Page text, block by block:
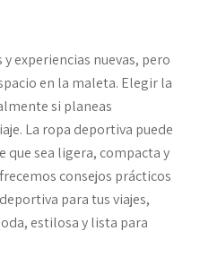
experiencias nuevas, pero
en la maleta. Elegir la
si planeas
La ropa deportiva puede
que sea ligera, compacta y
consejos prácticos
para tus viajes,
estilosa y lista para